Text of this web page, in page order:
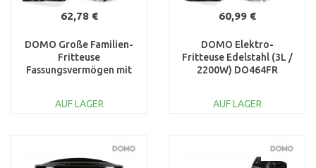
62,78 €
DOMO Große Familien-
Fritteuse
Fassungsvermögen mit
AUF LAGER
Vergleichen
60,99 €
DOMO Elektro-
Fritteuse Edelstahl (3L /
2200W) DO464FR
AUF LAGER
Vergleichen